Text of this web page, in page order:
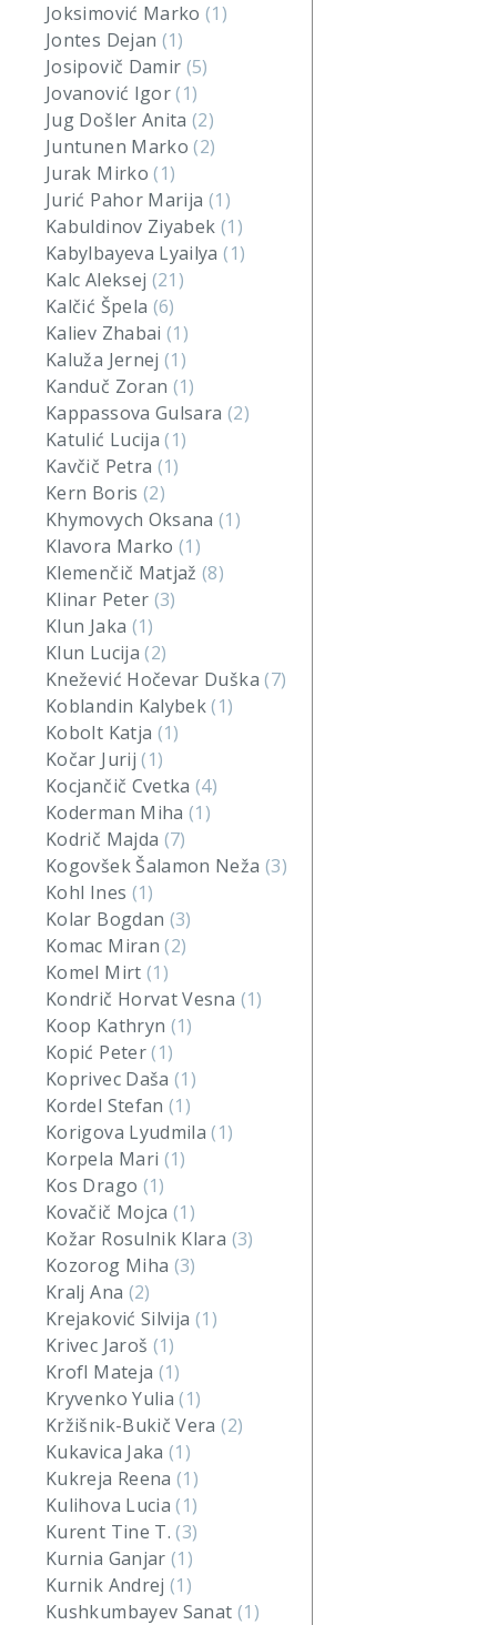
Joksimović Marko(1)
Jontes Dejan (1)
Josipovič Damir (5)
Jovanović Igor(1)
Jug Došler Anita(2)
Juntunen Marko(2)
Jurak Mirko(1)
Jurić Pahor Marija (1)
Kabuldinov Ziyabek (1)
Kabylbayeva Lyailya(1)
Kalc Aleksej (21)
Kalčić Špela (6)
Kaliev Zhabai(1)
Kaluža Jernej(1)
Kanduč Zoran (1)
Kappassova Gulsara (2)
Katulić Lucija(1)
Kavčič Petra (1)
Kern Boris (2)
Khymovych Oksana(1)
Klavora Marko(1)
Klemenčič Matjaž(8)
Klinar Peter (3)
Klun Jaka (1)
Klun Lucija(2)
Knežević Hočevar Duška(7)
Koblandin Kalybek(1)
Kobolt Katja (1)
Kočar Jurij(1)
Kocjančič Cvetka(4)
Koderman Miha(1)
Kodrič Majda (7)
Kogovšek Šalamon Neža (3)
Kohl Ines (1)
Kolar Bogdan (3)
Komac Miran(2)
Komel Mirt (1)
Kondrič Horvat Vesna (1)
Koop Kathryn (1)
Kopić Peter(1)
Koprivec Daša(1)
Kordel Stefan(1)
Korigova Lyudmila(1)
Korpela Mari (1)
Kos Drago (1)
Kovačič Mojca(1)
Kožar Rosulnik Klara (3)
Kozorog Miha (3)
Kralj Ana (2)
Krejaković Silvija (1)
Krivec Jaroš (1)
Krofl Mateja (1)
Kryvenko Yulia(1)
Kržišnik-Bukič Vera(2)
Kukavica Jaka(1)
Kukreja Reena(1)
Kulihova Lucia(1)
Kurent Tine T.(3)
Kurnia Ganjar(1)
Kurnik Andrej(1)
Kushkumbayev Sanat (1)